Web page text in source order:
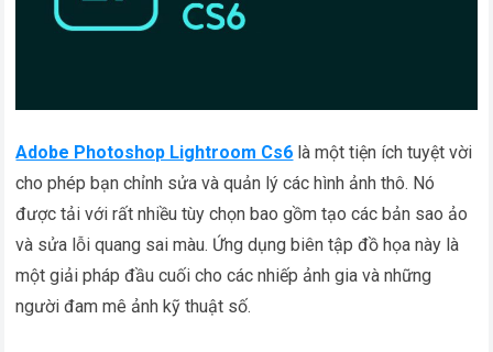
Adobe Photoshop Lightroom Cs6 là một tiện ích tuyệt vời
cho phép bạn chỉnh sửa và quản lý các hình ảnh thô. Nó
được tải với rất nhiều tùy chọn bao gồm tạo các bản sao ảo
và sửa lỗi quang sai màu. Ứng dụng biên tập đồ họa này là
một giải pháp đầu cuối cho các nhiếp ảnh gia và những
người đam mê ảnh kỹ thuật số.